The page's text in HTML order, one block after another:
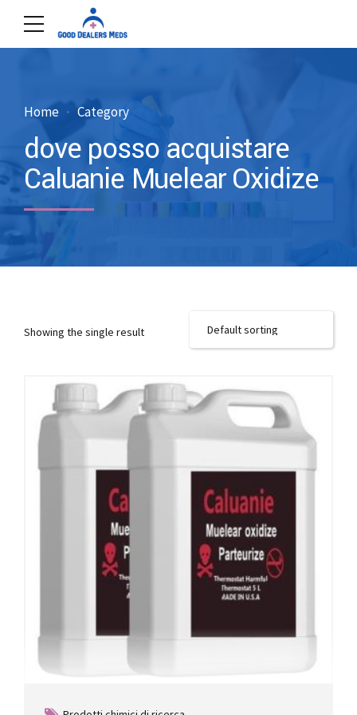
Home Category
dove posso acquistare
Caluanie Muelear Oxidize
Showing the single result